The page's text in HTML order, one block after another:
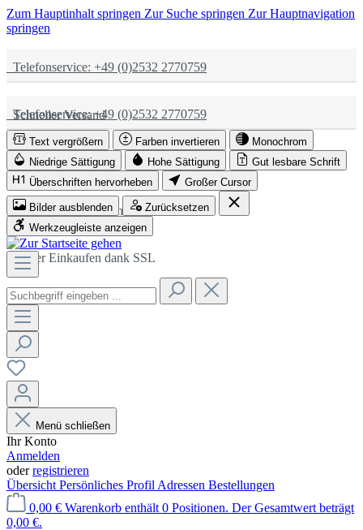
Zum Hauptinhalt springen Zur Suche springen Zur Hauptnavigation
springen
Telefonservice: +49 (0)2532 2770759
Schneller Versand
Partnerschaftlich
Sicher Einkaufen dank SSL
Telefonservice: +49 (0)2532 2770759
Schneller Versand
Partnerschaftlich
Sicher Einkaufen dank SSL
Text vergrößern Farben invertieren
Monochrom
Niedrige Sättigung
Hohe Sättigung
Gut lesbare Schrift
Überschriften hervorheben
Großer Cursor
Bilder ausblenden
Zurücksetzen
Werkzeugleiste anzeigen
Menü schließen
Ihr Konto
Anmelden
oderregistrieren
Übersicht Persönliches Profil Adressen Bestellungen
0,00 € Warenkorb enthält 0 Positionen. Der Gesamtwert beträgt
0,00 €.